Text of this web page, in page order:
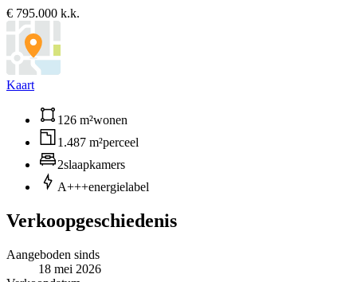
€ 795.000 k.k.
Kaart
126 m²wonen
1.487 m²perceel
2slaapkamers
A+++energielabel
Verkoopgeschiedenis
Aangeboden sinds
18 mei 2026